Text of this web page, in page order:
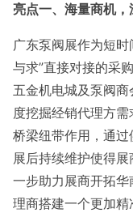
亮点一、海量商机
广东泵阀展作为短
与求”直接对接的采
五金机电城及泵阀
度挖掘经销代理方
桥梁纽带作用，通过
展后持续维护使得
一步助力展商开拓
理商搭建一个更加精